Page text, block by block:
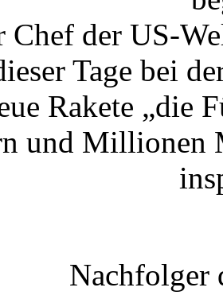
Chef der US-
Tage bei
Rakete „die
und Millionen
Nachfolger